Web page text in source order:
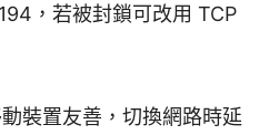
，若被封鎖可改用 TCP
裝置友善，切換網路時延